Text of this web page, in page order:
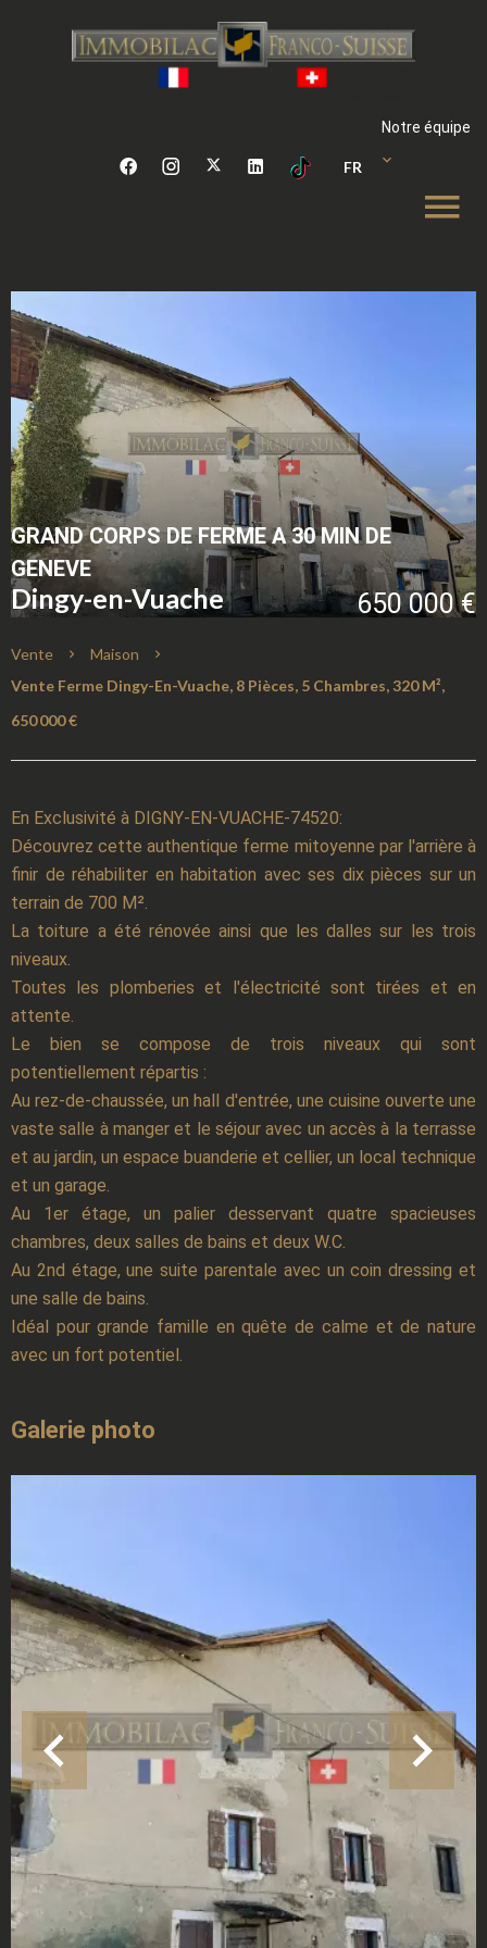
Notre équipe
FR
GRAND CORPS DE FERME A 30 MIN DE
GENEVE
Dingy-en-Vuache 650 000 €
Vente
Maison
Vente Ferme Dingy-En-Vuache, 8 Pièces, 5 Chambres, 320 M²,
650 000 €
En Exclusivité à DIGNY-EN-VUACHE-74520:
Découvrez cette authentique ferme mitoyenne par l'arrière à
finir de réhabiliter en habitation avec ses dix pièces sur un
terrain de 700 M².
La toiture a été rénovée ainsi que les dalles sur les trois
niveaux.
Toutes les plomberies et l'électricité sont tirées et en
attente.
Le bien se compose de trois niveaux qui sont
potentiellement répartis :
Au rez-de-chaussée, un hall d'entrée, une cuisine ouverte une
vaste salle à manger et le séjour avec un accès à la terrasse
et au jardin, un espace buanderie et cellier, un local technique
et un garage.
Au 1er étage, un palier desservant quatre spacieuses
chambres, deux salles de bains et deux W.C.
Au 2nd étage, une suite parentale avec un coin dressing et
une salle de bains.
Idéal pour grande famille en quête de calme et de nature
avec un fort potentiel.
Galerie photo